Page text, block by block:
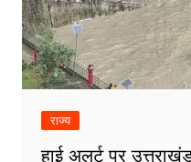
राज्य
हाई अलर्ट पर